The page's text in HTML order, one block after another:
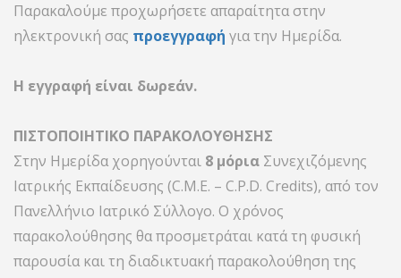
Παρακαλούμε προχωρήσετε απαραίτητα στην
ηλεκτρονική σας προεγγραφή για την Ημερίδα.
Η εγγραφή είναι δωρεάν.
ΠΙΣΤΟΠΟΙΗΤΙΚΟ ΠΑΡΑΚΟΛΟΥΘΗΣΗΣ
Στην Ημερίδα χορηγούνται 8 μόρια Συνεχιζόμενης
Ιατρικής Εκπαίδευσης (C.M.E. – C.P.D. Credits), από τον
Πανελλήνιο Ιατρικό Σύλλογο. Ο χρόνος
παρακολούθησης θα προσμετράται κατά τη φυσική
παρουσία και τη διαδικτυακή παρακολούθηση της